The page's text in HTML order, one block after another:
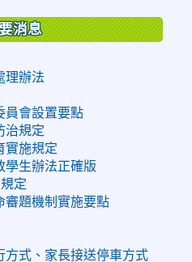
消息
理辦法
員會設置要點
治規定
實施規定
學生辦法正確版
定
審題機制實施要點
方式、家長接送停車方式